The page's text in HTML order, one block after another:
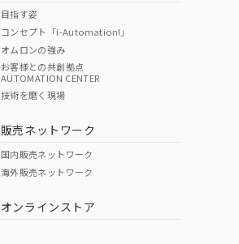
O
目指す姿
コンセプト「i-Automation!」
オムロンの強み
お客様との共創拠点
AUTOMATION CENTER
技術を磨く現場
販売ネットワーク
国内販売ネットワーク
海外販売ネットワーク
オンラインストア